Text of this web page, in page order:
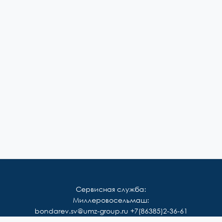
Сервисная служба:
Миллеровосельмаш:
bondarev.sv@umz-group.ru +7(86385)2-36-61